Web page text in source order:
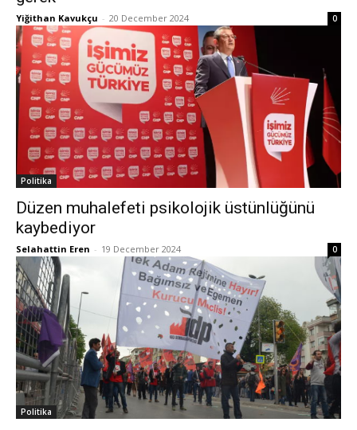
Yiğithan Kavukçu - 20 December 2024 0
Politika
Düzen muhalefeti psikolojik üstünlüğünü
kaybediyor
Selahattin Eren - 19 December 2024 0
Politika